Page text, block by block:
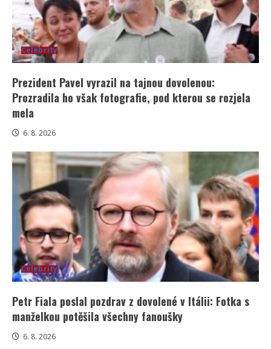
Celebrity
Prezident Pavel vyrazil na tajnou dovolenou:
Prozradila ho však fotografie, pod kterou se rozjela
mela
6. 8. 2026
Celebrity
Petr Fiala poslal pozdrav z dovolené v Itálii: Fotka s
manželkou potěšila všechny fanoušky
6. 8. 2026